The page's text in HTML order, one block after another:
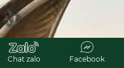
Chat zalo Facebook